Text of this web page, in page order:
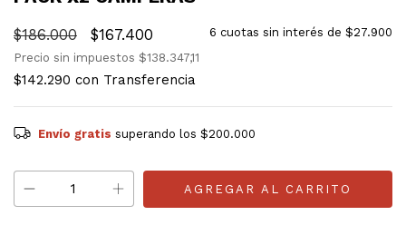
$186.000 $167.400 6 cuotas sin interés de $27.900
Precio sin impuestos $138.347,11
$142.290 con Transferencia
Envío gratis superando los $200.000